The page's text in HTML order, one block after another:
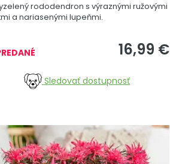
rododendron s výraznými ružovými
a nariasenými lupeňmi.
16,99 €
Sledovať dostupnosť